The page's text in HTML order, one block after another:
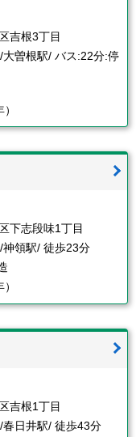
吉根3丁目
曽根駅/ バス:22分:停
下志段味1丁目
領駅/ 徒歩23分
吉根1丁目
日井駅/ 徒歩43分